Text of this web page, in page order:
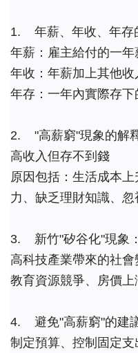
1.    年薪、年收、年存
年薪：雇主給付的一年
年收：年薪加上其他收
年存：一年內實際存下
2.    "高薪窮"現象的解
高收入但存不到錢
原因包括：生活成本
力、缺乏理財知識、忽
3.    新竹"矽谷化"現象：
高科技產業帶來的社會
教育資源競爭、房價
4.    避免"高薪窮"的建
制定預算、控制固定支